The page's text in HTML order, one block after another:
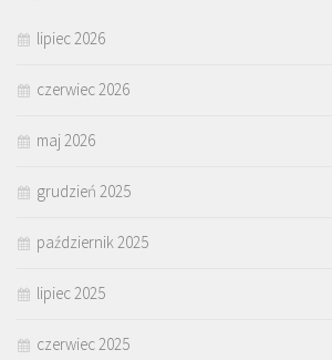
lipiec 2026
czerwiec 2026
maj 2026
grudzień 2025
październik 2025
lipiec 2025
czerwiec 2025